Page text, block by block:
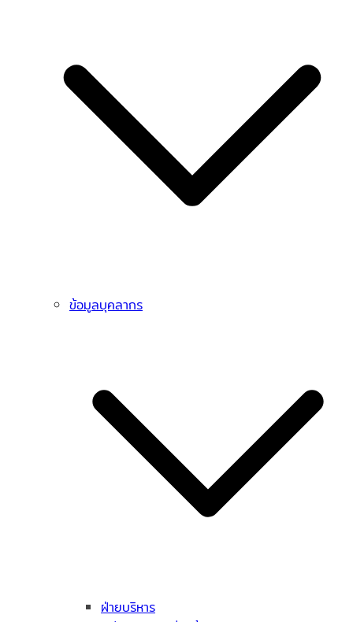
ข้อมูลบุคลากร
ฝ่ายบริหาร